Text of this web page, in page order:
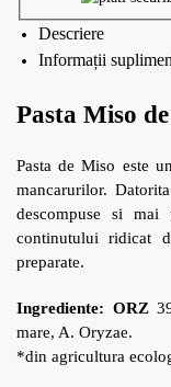
Descriere
Informații
Pasta Miso
Pasta de Miso este
mancarurilor.
descompuse si
continutului ridicat
preparate.
Ingrediente: ORZ
mare, A. Oryzae.
*din agricultura